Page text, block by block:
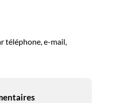
téléphone, e-mail,